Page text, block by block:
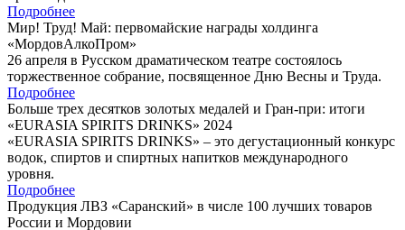
Подробнее
Мир! Труд! Май: первомайские награды холдинга
«МордовАлкоПром»
26 апреля в Русском драматическом театре состоялось
торжественное собрание, посвященное Дню Весны и Труда.
Подробнее
Больше трех десятков золотых медалей и Гран-при: итоги
«EURASIA SPIRITS DRINKS» 2024
«EURASIA SPIRITS DRINKS» – это дегустационный конкурс
водок, спиртов и спиртных напитков международного
уровня.
Подробнее
Продукция ЛВЗ «Саранский» в числе 100 лучших товаров
России и Мордовии